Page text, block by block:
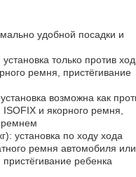
удобной посадки и
только против
ремня, пристёгивание
возможна как
и якорного ремня,
ремнем
установка по ходу хода
ремня автомобиля или
ребенка